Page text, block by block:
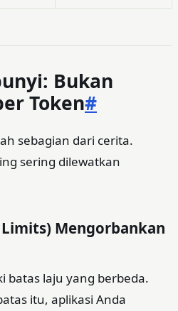
Bukan
Token#
sebagian dari cerita.
sering dilewatkan
Mengorbankan
batas laju yang berbeda.
itu, aplikasi Anda